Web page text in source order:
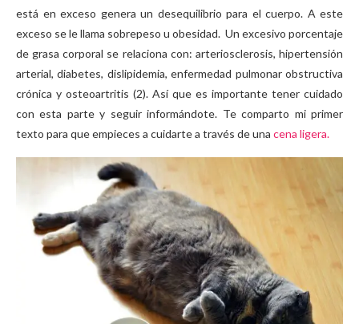
está en exceso genera un desequilibrio para el cuerpo. A este
exceso se le llama sobrepeso u obesidad. Un excesivo porcentaje
de grasa corporal se relaciona con: arteriosclerosis, hipertensión
arterial, diabetes, dislipidemia, enfermedad pulmonar obstructiva
crónica y osteoartritis (2). Así que es importante tener cuidado
con esta parte y seguir informándote. Te comparto mi primer
texto para que empieces a cuidarte a través de una cena ligera.